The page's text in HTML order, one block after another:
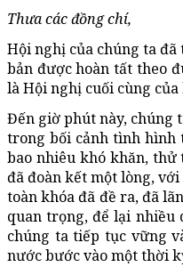
Thưa các đồng chí,
Hội nghị của chúng ta
bản được hoàn tất theo
là Hội nghị cuối cùng của
Đến giờ phút này, chúng
trong bối cảnh tình hình
bao nhiêu khó khăn, thử
đã đoàn kết một lòng,
toàn khóa đã đề ra, đã
quan trọng, để lại nhiều
chúng ta tiếp tục vững
nước bước vào một thời